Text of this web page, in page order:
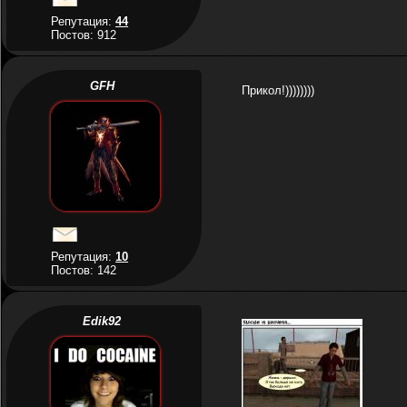
Репутация:44
Постов: 912
GFH
Репутация:10
Постов: 142
Прикол!))))))))
Edik92